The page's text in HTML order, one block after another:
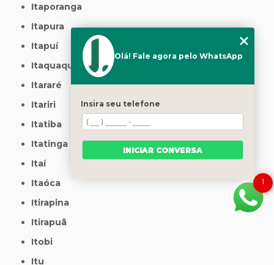
Itaporanga
Itapura
Itapuí
Itaquaquecetuba
Itararé
Itariri
Itatiba
Itatinga
Itaí
Itaóca
Itirapina
Itirapuã
Itobi
Itu
1
Olá! Fale agora pelo WhatsApp
Insira seu telefone
INICIAR CONVERSA